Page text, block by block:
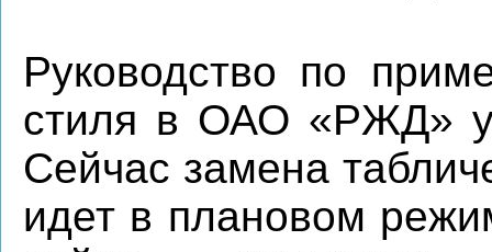
Руководство по
стиля в ОАО «РЖД»
Сейчас замена
идет в плановом